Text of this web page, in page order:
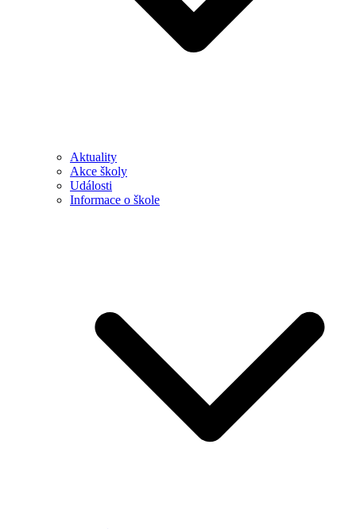
Aktuality
Akce školy
Události
Informace o škole